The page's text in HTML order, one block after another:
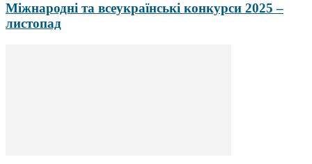
Міжнародні та всеукраїнські конкурси 2025 –
листопад